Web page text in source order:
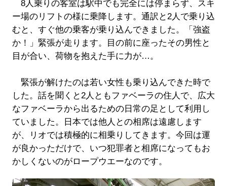
8人乗りの客室は駅中でも完全には停まらず、スキ
ー場のリフトの様に乗降します。通訳と2人で乗り込
むと、すぐ他の乗客が乗り込んできました。「強盗
か！」緊張が走ります。目の前に座ったその男性と
目が合い、荷物を抱えた手に力が…。
緊張が解けたのは若い女性も乗り込んできた時で
した。話を聞くと2人ともファベーラの住人で、広大
なファベーラから出るための日常の足として利用し
ていました。日本では他人との相席は遠慮します
が、リオでは積極的に相乗りしてきます。今回は運
が良かっただけで、いつ犯罪者と相席になってもお
かしくないのがロープウエーなのです。